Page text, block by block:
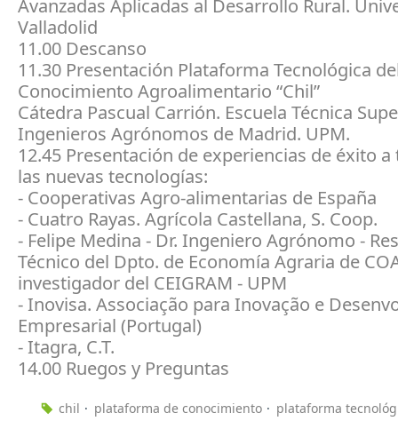
Avanzadas Aplicadas al Desarrollo Rural.
Valladolid
11.00 Descanso
11.30 Presentación Plataforma Tecnológica
Conocimiento Agroalimentario “Chil”
Cátedra Pascual Carrión. Escuela Técnica
Ingenieros Agrónomos de Madrid. UPM.
12.45 Presentación de experiencias de éxito a
las nuevas tecnologías:
- Cooperativas Agro-alimentarias de España
- Cuatro Rayas. Agrícola Castellana, S. Coop.
- Felipe Medina - Dr. Ingeniero Agrónomo -
Técnico del Dpto. de Economía Agraria de
investigador del CEIGRAM - UPM
- Inovisa. Associação para Inovação e
Empresarial (Portugal)
- Itagra, C.T.
14.00 Ruegos y Preguntas
chil plataforma de conocimiento
plataforma